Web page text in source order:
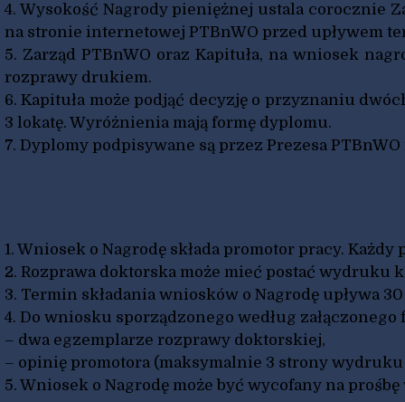
4. Wysokość Nagrody pieniężnej ustala corocznie
na stronie internetowej PTBnWO przed upływem
5. Zarząd PTBnWO oraz Kapituła, na wniosek
rozprawy drukiem.
6. Kapituła może podjąć decyzję o przyznaniu
3 lokatę. Wyróżnienia mają formę dyplomu.
7. Dyplomy podpisywane są przez Prezesa
1. Wniosek o Nagrodę składa promotor pracy.
2. Rozprawa doktorska może mieć postać
3. Termin składania wniosków o Nagrodę upływa
4. Do wniosku sporządzonego według
– dwa egzemplarze rozprawy doktorskiej,
– opinię promotora (maksymalnie 3 strony
5. Wniosek o Nagrodę może być wycofany na